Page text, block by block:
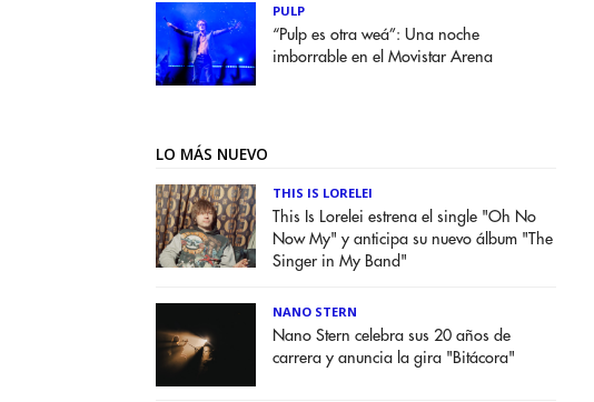
PULP
“Pulp es otra weá”: Una noche
imborrable en el Movistar Arena
LO MÁS NUEVO
THIS IS LORELEI
This Is Lorelei estrena el single "Oh No
Now My" y anticipa su nuevo álbum "The
Singer in My Band"
NANO STERN
Nano Stern celebra sus 20 años de
carrera y anuncia la gira "Bitácora"